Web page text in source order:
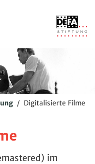
/ Digitalisierte Filme
im